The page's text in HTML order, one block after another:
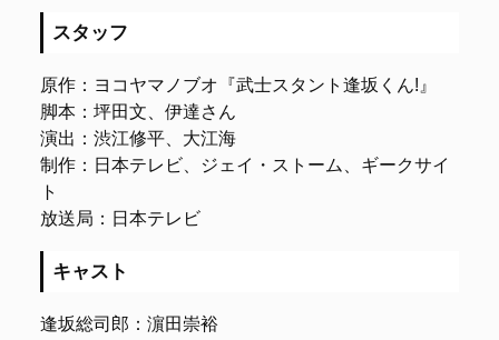
スタッフ
原作：ヨコヤマノブオ『武士スタント逢坂くん!』
脚本：坪田文、伊達さん
演出：渋江修平、大江海
制作：日本テレビ、ジェイ・ストーム、ギークサイ
ト
放送局：日本テレビ
キャスト
逢坂総司郎：濵田崇裕